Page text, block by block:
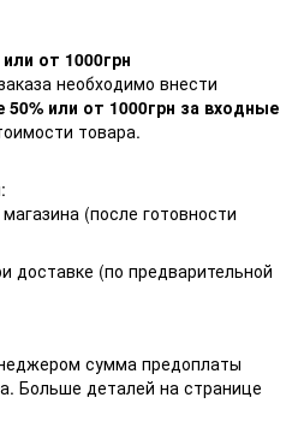
от 1000грн
необходимо внести
50% или от 1000грн за входные
товара.
(после готовности
доставке (по предварительной
сумма предоплаты
Больше деталей на странице